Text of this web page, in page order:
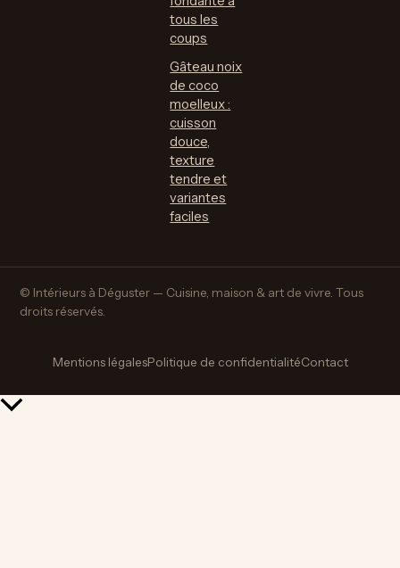
tous les
coups
Gâteau noix
de coco
moelleux :
cuisson
douce,
texture
tendre et
variantes
faciles
© Intérieurs à Déguster — Cuisine, maison & art de vivre. Tous
droits réservés.
Mentions légalesPolitique de confidentialitéContact